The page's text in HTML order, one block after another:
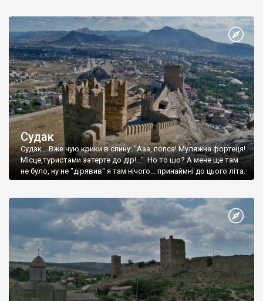
Судак
Судак... Вже чую крики в спину: "Ааа, попса! Муляжна фортеця!
Місце,туристами затерте до дір!..." Но то шо? А мене ще там
не було, ну не "дірявив" я там нічого... принаймні до цього літа.